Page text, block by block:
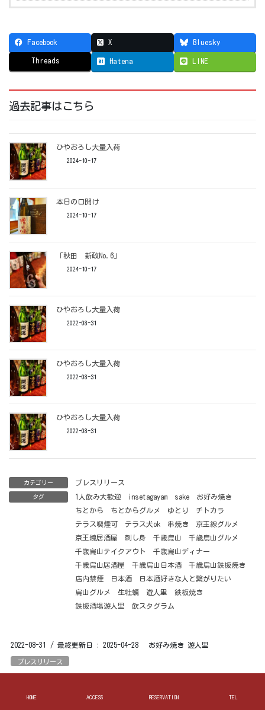
Facebook X Bluesky
Threads Hatena LINE
過去記事はこちら
ひやおろし大量入荷 ⁡
2024-10-17
本日の口開け ⁡
2024-10-17
「秋田 新政No.6」 ⁡
2024-10-17
ひやおろし大量入荷 ⁡
2022-08-31
ひやおろし大量入荷 ⁡
2022-08-31
ひやおろし大量入荷 ⁡
2022-08-31
カテゴリー プレスリリース
タグ 1人飲み大歓迎 insetagayam sake
お好み焼き
ちとから
ちとからグルメ ゆとり
チトカラ
テラス喫煙可
テラス犬ok 串焼き
京王線グルメ
京王線居酒屋
刺し身 千歳烏山
千歳烏山グルメ
千歳烏山テイクアウト
千歳烏山ディナー
千歳烏山居酒屋
千歳烏山日本酒
千歳烏山鉄板焼き
店内禁煙
日本酒
日本酒好きな人と繋がりたい
烏山グルメ
生牡蠣 遊人里
鉄板焼き
鉄板酒場遊人里
飲スタグラム
2022-08-31 / 最終更新日 : 2025-04-28 お好み焼き 遊人里
プレスリリース
HOME ACCESS RESERVATION TEL